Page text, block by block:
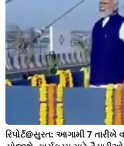
રિપોર્ટ@સુરત: આગામી 7 તારીખે